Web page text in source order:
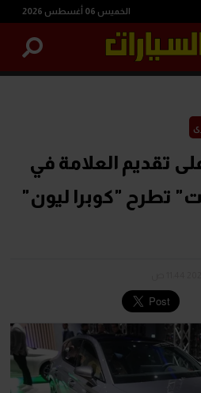
الخميس 06 أغسطس 2026
تقديم العلامة في
تطرح "كوبرا ليون"